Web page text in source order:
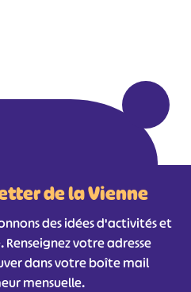
de la Vienne
des idées d'activités et
votre adresse
dans votre boîte mail
mensuelle.